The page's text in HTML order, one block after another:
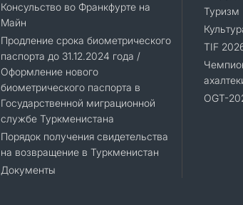
Консульство во Франкфурте на
Майн
Продление срока биометрического
паспорта до 31.12.2024 года /
Оформление нового
биометрического паспорта в
Государственной миграционной
службе Туркменистана
Порядок получения свидетельства
на возвращение в Туркменистан
Документы
Туризм
TIF
OGT-